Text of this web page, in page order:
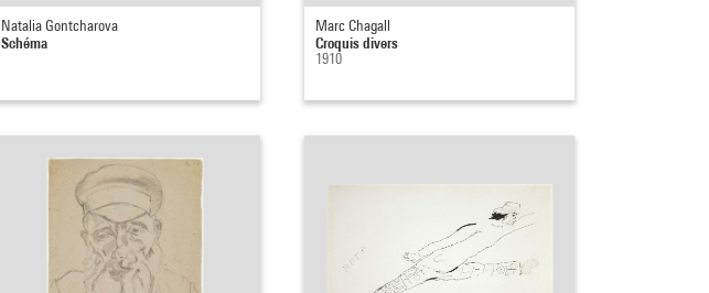
Natalia Gontcharova
Schéma
Marc Chagall
Croquis divers
1910